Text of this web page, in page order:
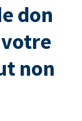
don
non